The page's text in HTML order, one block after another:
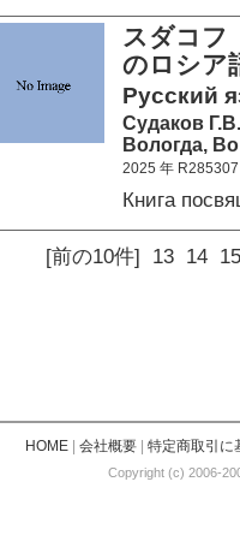
スダコフ
のロシ
Русский
Судаков Г.В.
Вологда,
2025 年 R285307
Книга
[前の10件] 13 14 15
HOME| 会社概要| 特定商取引に
Copyright (c) 2006-